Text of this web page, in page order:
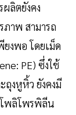
ลิตยังคง
ภาพ สามารถ
ยงพอ โดยเม็ด
PE) ซึ่งใช้
งหูหิ้ว ยังคงมี
พลิโพรพิลีน